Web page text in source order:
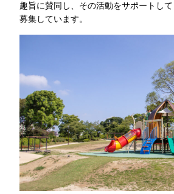
趣旨に賛同し、その活動をサポートし
募集しています。